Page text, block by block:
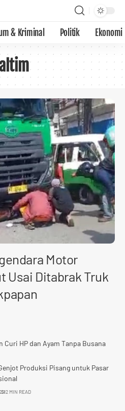
& Kriminal Politik Ekonomi
Motor
Usai Ditabrak Truk
Curi HP dan Ayam Tanpa Busana
Produksi Pisang untuk Pasar
2 MIN READ